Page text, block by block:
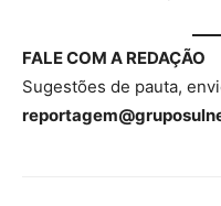
FALE COM A REDAÇÃO
Sugestões de pauta,